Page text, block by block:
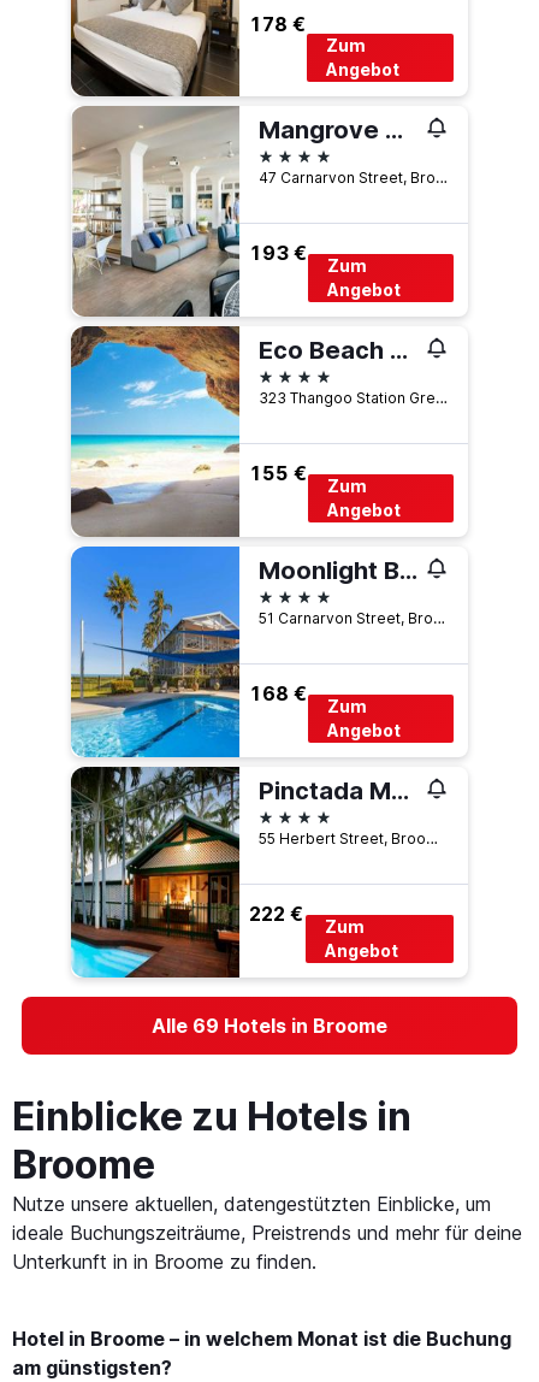
178 €
Zum
Angebot
Mangrove Hotel
4 Sterne
47 Carnarvon Street, Broome, WA, Australien
193 €
Zum
Angebot
Eco Beach Wilderness Retreat
4 Sterne
323 Thangoo Station Great Northern Highway, Broome, WA, Australien
155 €
Zum
Angebot
Moonlight Bay Suites
4 Sterne
51 Carnarvon Street, Broome, WA, Australien
168 €
Zum
Angebot
Pinctada Mcalpine House
4 Sterne
55 Herbert Street, Broome, WA, Australien
222 €
Zum
Angebot
Alle 69 Hotels in Broome
Einblicke zu Hotels in
Broome
Nutze unsere aktuellen, datengestützten Einblicke, um
ideale Buchungszeiträume, Preistrends und mehr für deine
Unterkunft in in Broome zu finden.
Hotel in Broome – in welchem Monat ist die Buchung
am günstigsten?